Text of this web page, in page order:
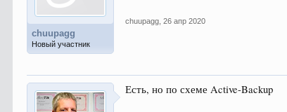
chuupagg
Новый участник
chuupagg 26 апр 2020
Есть, но по схеме Active-Backup